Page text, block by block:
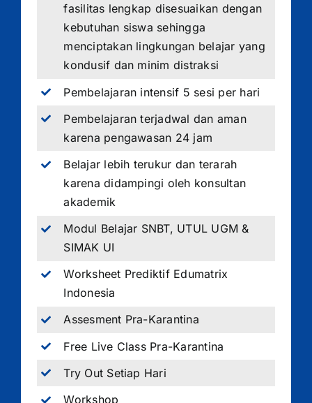
fasilitas lengkap disesuaikan dengan
kebutuhan siswa sehingga
menciptakan lingkungan belajar yang
kondusif dan minim distraksi
Pembelajaran intensif 5 sesi per hari
Pembelajaran terjadwal dan aman
karena pengawasan 24 jam
Belajar lebih terukur dan terarah
karena didampingi oleh konsultan
akademik
Modul Belajar SNBT, UTUL UGM &
SIMAK UI
Worksheet Prediktif Edumatrix
Indonesia
Assesment Pra-Karantina
Free Live Class Pra-Karantina
Try Out Setiap Hari
Workshop